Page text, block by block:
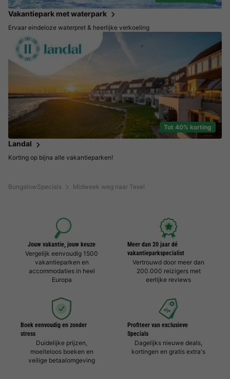
BungalowSpecials Midweek weg naar Texel
Vakantiepark met waterpark
Ervaar eindeloze waterpret & heerlijke verkoeling
Tot 40% korting
Landal
Korting op bijna alle vakantieparken!
Jouw vakantie, jouw keuze
Vergelijk eenvoudig 1500
vakantieparken en
accommodaties in heel
Europa
Meer dan 20 jaar dé
vakantieparkspecialist
Vertrouwd door meer dan
200.000 reizigers met
eerlijke reviews
Boek eenvoudig en zonder
stress
Duidelijke prijzen,
moeiteloos boeken en
veilige betaalomgeving
Profiteer van exclusieve
Specials
Dagelijks nieuwe deals,
kortingen en gratis extra's